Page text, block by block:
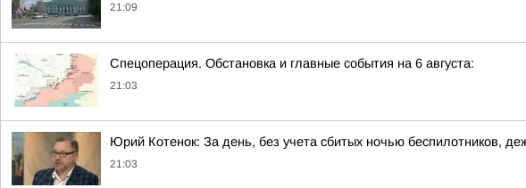
21:09
Спецоперация. Обстановка и главные события на 6 августа:
21:03
Юрий Котенок: За день, без учета сбитых ночью беспилотников,
21:03